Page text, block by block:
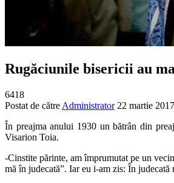
Rugăciunile bisericii au
6418
Postat de către Administrator 22 martie 2017
În preajma anului 1930 un bătrân din
Visarion Toia.
-Cinstite părinte, am împrumutat pe un
mă în judecată”. Iar eu i-am zis: În